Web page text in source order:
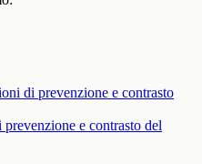
di prevenzione e contrasto
e contrasto del